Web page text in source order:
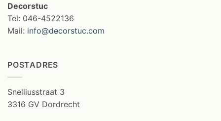
Decorstuc
Tel: 046-4522136
Mail: info@decorstuc.com
POSTADRES
Snelliusstraat 3
3316 GV Dordrecht